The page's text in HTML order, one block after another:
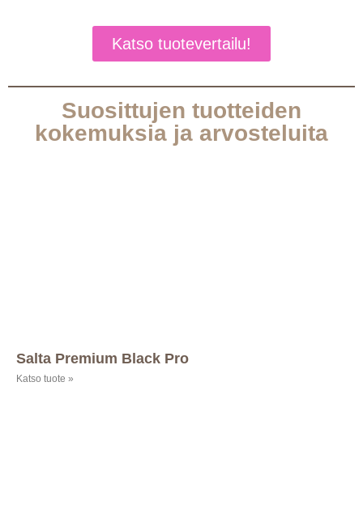
Katso tuotevertailu!
Suosittujen tuotteiden
kokemuksia ja arvosteluita
Salta Premium Black Pro
Katso tuote »